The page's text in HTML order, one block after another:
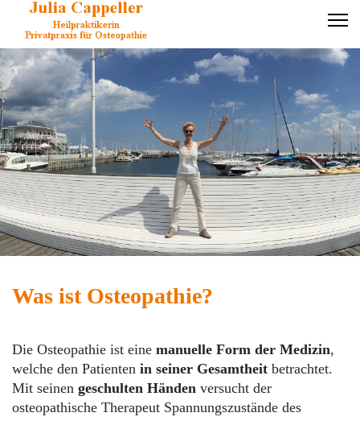
Was ist Osteopathie?
Die Osteopathie ist eine manuelle Form der Medizin,
welche den Patienten in seiner Gesamtheit betrachtet.
Mit seinen geschulten Händen versucht der
osteopathische Therapeut Spannungszustände des